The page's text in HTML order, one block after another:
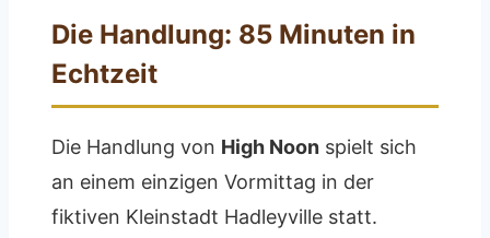
Die Handlung: 85 Minuten in
Echtzeit
Die Handlung von High Noon spielt sich
an einem einzigen Vormittag in der
fiktiven Kleinstadt Hadleyville statt.